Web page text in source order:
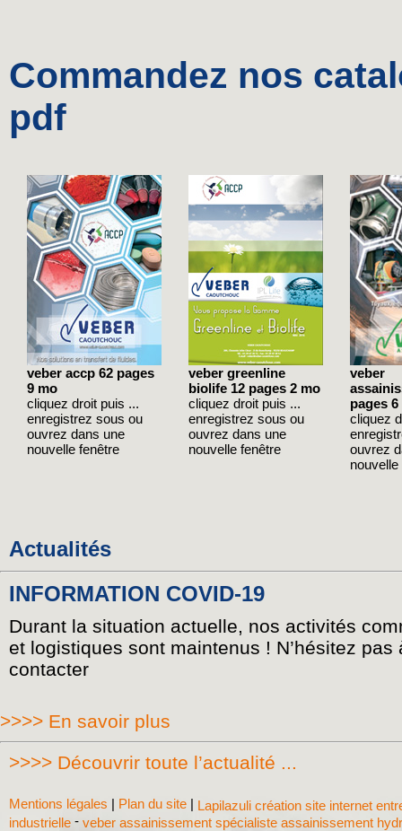
Commandez nos
pdf
veber accp 62 pages
9 mo
cliquez droit puis ...
enregistrez sous ou
ouvrez dans une
nouvelle fenêtre
veber greenline
biolife 12 pages 2 mo
cliquez droit puis ...
enregistrez sous ou
ouvrez dans une
nouvelle fenêtre
veber
pages 6
cliquez
ouvrez
Actualités
INFORMATION COVID-19
Durant la situation actuelle, nos activités
et logistiques sont maintenus ! N’hésitez pas
contacter
>>>> En savoir plus
>>>> Découvrir toute l’actualité ...
Mentions légales | Plan du site | Lapilazuli création site internet
industrielle - veber assainissement spécialiste assainissement